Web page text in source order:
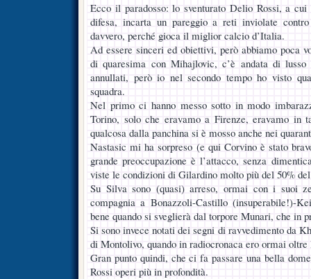
Ecco il paradosso: lo sventurato Delio Rossi, a
difesa, incarta un pareggio a reti inviolate
davvero, perché gioca il miglior calcio d’Italia.
Ad essere sinceri ed obiettivi, però abbiamo poca
di quaresima con Mihajlovic, c’è andata di
annullati, però io nel secondo tempo ho visto
squadra.
Nel primo ci hanno messo sotto in modo
Torino, solo che eravamo a Firenze, eravamo in
qualcosa dalla panchina si è mosso anche nei
Nastasic mi ha sorpreso (e qui Corvino è stato
grande preoccupazione è l’attacco, senza
viste le condizioni di Gilardino molto più del 50%
Su Silva sono (quasi) arreso, ormai con i suoi
compagnia a Bonazzoli-Castillo (insuperabile!)-
bene quando si sveglierà dal torpore Munari, che in
Si sono invece notati dei segni di ravvedimento da
di Montolivo, quando in radiocronaca ero ormai
Gran punto quindi, che ci fa passare una bella
Rossi operi più in profondità.